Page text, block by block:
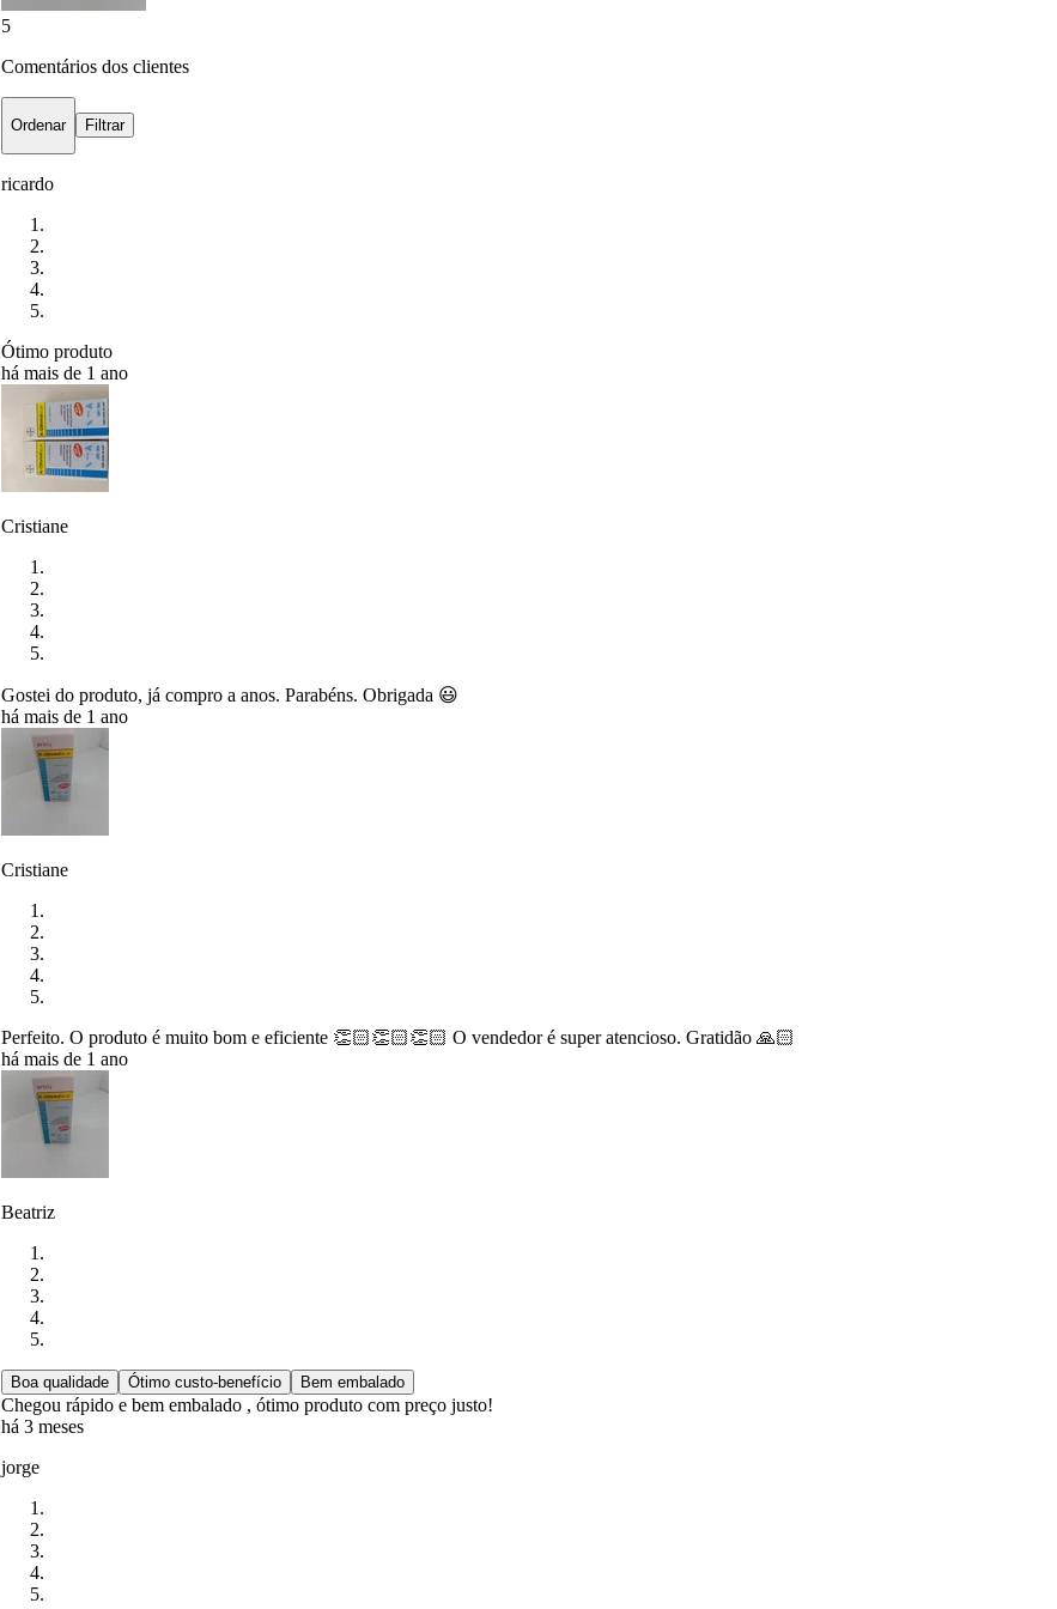
5
Comentários dos clientes
Ordenar Filtrar
ricardo
Ótimo produto
há mais de 1 ano
Cristiane
Gostei do produto, já compro a anos. Parabéns. Obrigada 😃
há mais de 1 ano
Cristiane
Perfeito. O produto é muito bom e eficiente 👏🏻👏🏻👏🏻 O vendedor é super atencioso. Gratidão 🙏🏻
há mais de 1 ano
Beatriz
Boa qualidade Ótimo custo-benefício Bem embalado
Chegou rápido e bem embalado , ótimo produto com preço justo!
há 3 meses
jorge